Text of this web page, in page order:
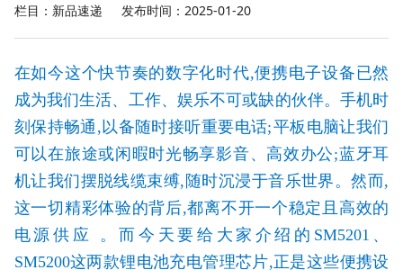
栏目：新品速递 发布时间：2025-01-20
在如今这个快节奏的数字化时代,便携电子设备已然
成为我们生活、工作、娱乐不可或缺的伙伴。手机时
刻保持畅通,以备随时接听重要电话;平板电脑让我们
可以在旅途或闲暇时光畅享影音、高效办公;蓝牙耳
机让我们摆脱线缆束缚,随时沉浸于音乐世界。然而,
这一切精彩体验的背后,都离不开一个稳定且高效的
电源供应 。而今天要给大家介绍的SM5201、
SM5200这两款锂电池充电管理芯片,正是这些便携设